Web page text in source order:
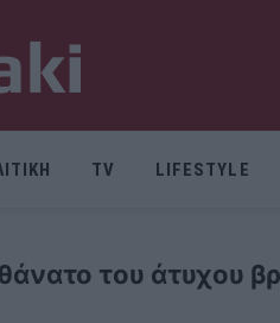
TV LIFESTYLE
του άτυχου